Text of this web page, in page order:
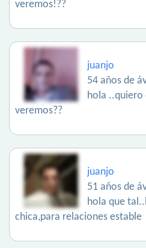
veremos!??
juanjo
54 años de
hola ..quiero
veremos??
juanjo
51 años de
hola que
chica,para relaciones estable